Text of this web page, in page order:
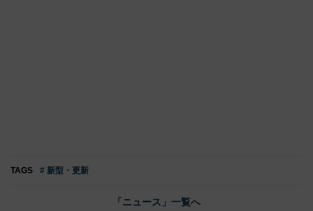
TAGS # 新型・更新
「ニュース」一覧へ